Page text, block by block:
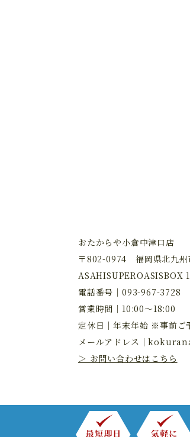
おたからや小倉中津口店
〒802-0974 福岡県北九州
ASAHISUPEROASISBOX
電話番号｜ 093-967-3728
営業時間｜10:00～18:00
定休日｜年末年始 ※事前ご
メールアドレス｜
＞ お問い合わせはこちら